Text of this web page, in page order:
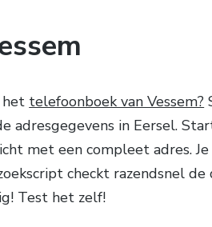
het telefoonboek van Vessem?
adresgegevens in Eersel.
met een compleet adres.
checkt razendsnel
Test het zelf!